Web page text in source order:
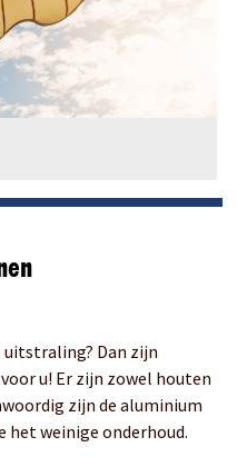
uitstraling? Dan zijn
u! Er zijn zowel houten
zijn de aluminium
het weinige onderhoud.